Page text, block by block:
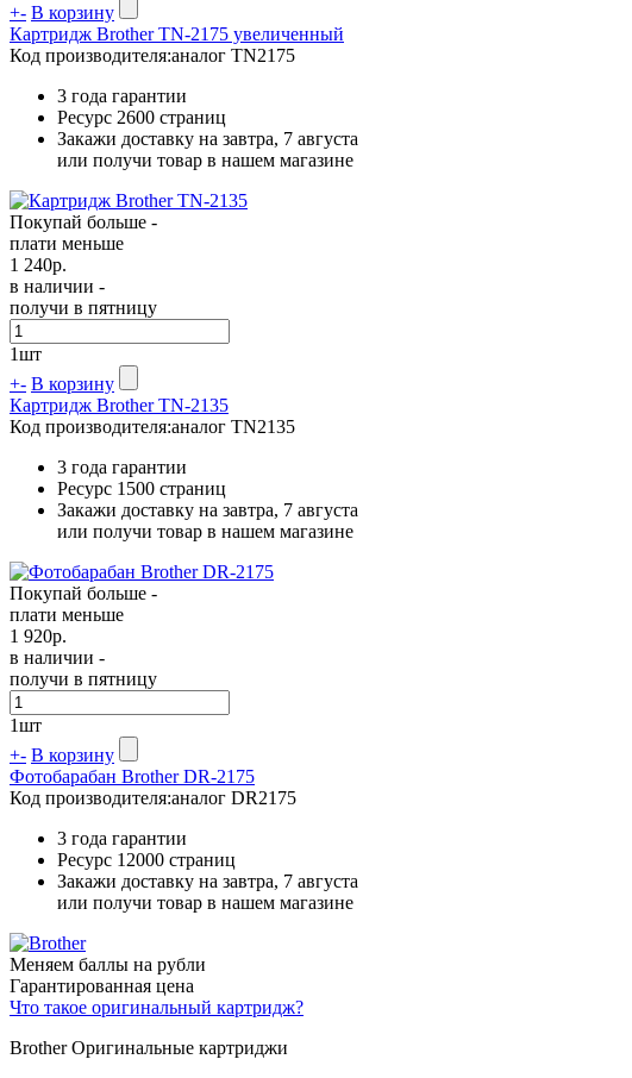
+- В корзину
Картридж Brother TN-2175 увеличенный
Код производителя:аналог TN2175
3 года гарантии
Ресурс 2600 страниц
Закажи доставку на завтра, 7 августа
или получи товар в нашем магазине
Покупай больше -
плати меньше
1 240р.
в наличии -
получи в пятницу
1шт
+- В корзину
Картридж Brother TN-2135
Код производителя:аналог TN2135
3 года гарантии
Ресурс 1500 страниц
Закажи доставку на завтра, 7 августа
или получи товар в нашем магазине
Покупай больше -
плати меньше
1 920р.
в наличии -
получи в пятницу
1шт
+- В корзину
Фотобарабан Brother DR-2175
Код производителя:аналог DR2175
3 года гарантии
Ресурс 12000 страниц
Закажи доставку на завтра, 7 августа
или получи товар в нашем магазине
Меняем баллы на рубли
Гарантированная цена
Что такое оригинальный картридж?
Brother Оригинальные картриджи